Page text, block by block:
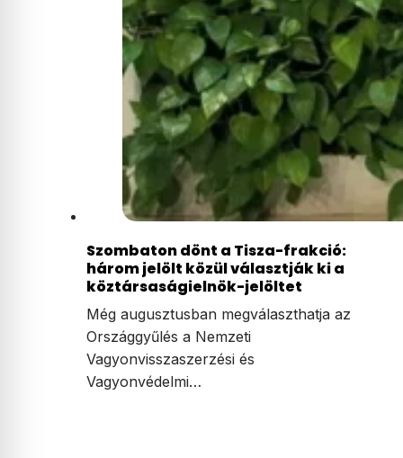
Szombaton dönt a Tisza-frakció:
három jelölt közül választják ki a
köztársaságielnök-jelöltet
Még augusztusban megválaszthatja az
Országgyűlés a Nemzeti
Vagyonvisszaszerzési és
Vagyonvédelmi…